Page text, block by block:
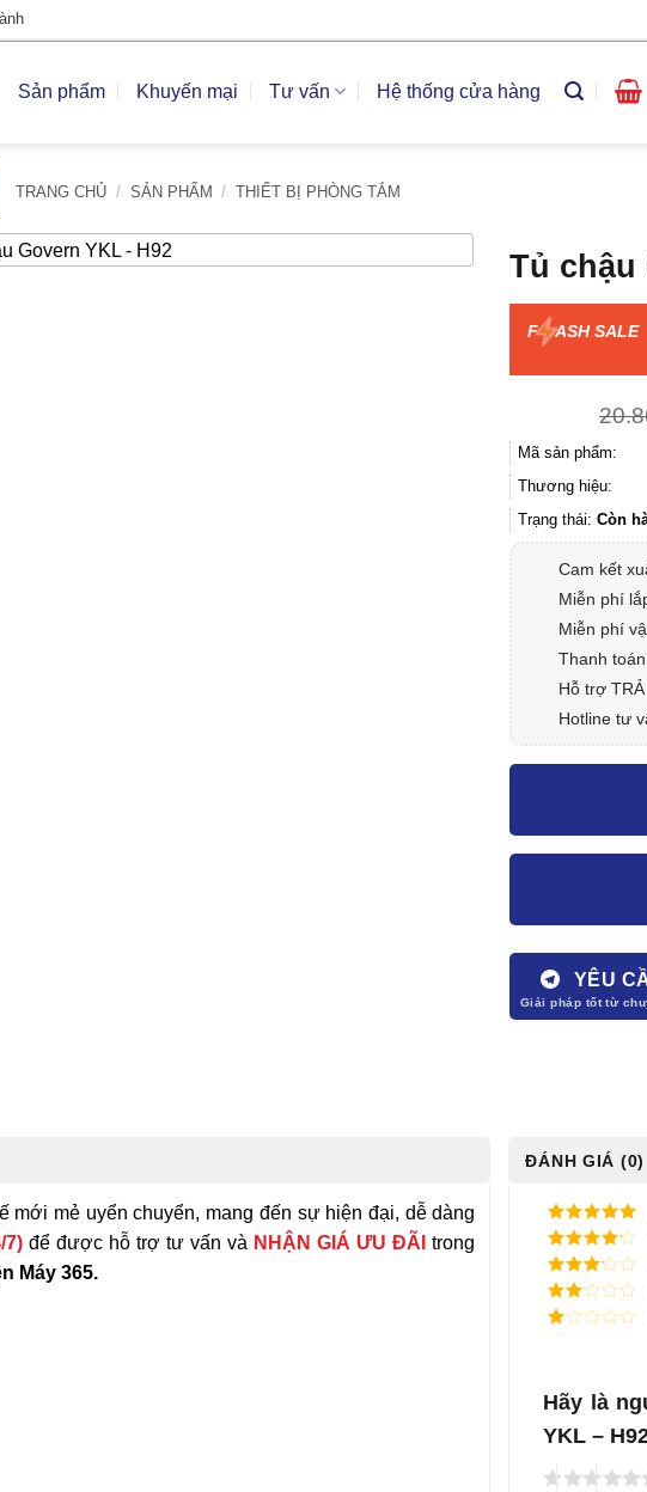
Sản phẩm Khuyến mại Tư vấn Hệ thống cửa hàng
TRANG CHỦ / SẢN PHẨM / THIẾT BỊ PHÒNG TẮM
Tủ chậu
F ASH SALE
Mã sản phẩm:
Thương hiệu:
Trạng thái: Còn
Cam kết
Miễn phí
Miễn phí
Thanh
Hỗ trợ
Hotline tư
YÊU
mới mẻ uyển chuyển, mang đến sự hiện đại, dễ dàng
7) để được hỗ trợ tư vấn và NHẬN GIÁ ƯU ĐÃI
trong
Máy 365.
ĐÁNH GIÁ (0)
5/ 5 điểm
4/ 5
điểm
3/ 5
điểm
2/
điểm
Hãy là
YKL –